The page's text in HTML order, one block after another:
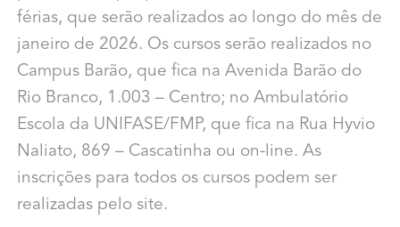
férias, que serão realizados ao longo do mês de
janeiro de 2026. Os cursos serão realizados no
Campus Barão, que fica na Avenida Barão do
Rio Branco, 1.003 – Centro; no Ambulatório
Escola da UNIFASE/FMP, que fica na Rua Hyvio
Naliato, 869 – Cascatinha ou on-line. As
inscrições para todos os cursos podem ser
realizadas pelo site.